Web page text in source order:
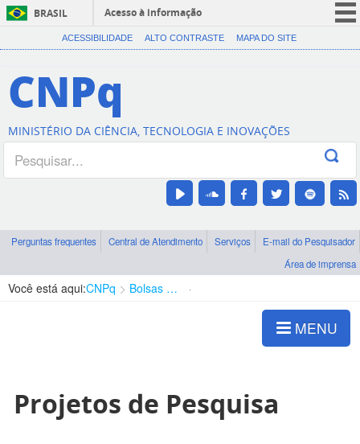
BRASIL
Acesso à informação
CORONAVÍRUS (COVID-19)
Canais
ACESSIBILIDADE ALTO CONTRASTE MAPA DO SITE
CNPq
MINISTÉRIO DA CIÊNCIA, TECNOLOGIA E INOVAÇÕES
Perguntas frequentes Central de Atendimento Serviços
E-mail do Pesquisador
Área de imprensa
Você está aqui:CNPq Bolsas e Auxílios Vigentes
MENU
Projetos de Pesquisa